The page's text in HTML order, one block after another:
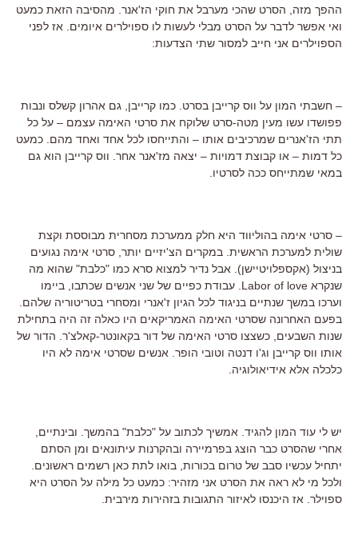
ההפך מזה, הסרט שהכי מערבל את חוקי הז'אנר. מהסיבה הזאת כמעט
ואי אפשר לדבר על הסרט מבלי לעשות לו ספוילרים איומים. אז לפני
הספוילרים אני חייב למסור שתי הצדעות:
– חשבתי המון על ווס קרייבן בסרט. כמו קרייבן, גם אהרון קשלס ונבות
פפושדו עשו מעין מטה-סרט שלוקח את סרטי האימה עצמם – על כל
תתי הז'אנרים שמרכיבים אותו – והתייחסו לכל אחד ואחד מהם. כמעט
כל דמות – או קבוצת דמויות – יצאה מז'אנר אחר. ווס קרייבן הוא גם
במאי שמתייחס ככה לסרטיו.
– סרטי אימה בהוליווד היא חלק ממערכת מסחרית מבוססת וקצת
שולית למערכת הראשית. במקרים הצ'יזיים יותר, סרטי אימה נגועים
בניצול (אקספלויטיישן). אבל נדיר למצוא סרא כמו "כלבת" שהוא מה
שנקרא Labor of love. עבודת כפיים של שני אנשים שכתבו, ביימו
וערכו במשך שנתיים בניגוד לכל הגיון ז'אנרי ומסחרי בטריטוריה שלהם.
בפעם האחרונה שסרטי האימה האמריקאים היו כאלה זה היה בתחילת
שנות השבעים, כשצצו סרטי האימה של דור בקאונטר-קאלצ'ר. הדור של
אותו ווס קרייבן וג'ו דנטה וטובי הופר. אנשים שסרטי אימה לא היו
כלכלה אלא אידיאולוגיה.
יש לי עוד המון להגיד. אמשיך לכתוב על "כלבת" בהמשך. ובינתיים,
אחרי שהסרט כבר הוצג בפרמיירה ובהקרנות עיתונאים ומן הסתם
יתחיל עכשיו סבב של טרום בכורות, בואו לתת כאן רשמים ראשונים.
ולכל מי לא ראה את הסרט אני מזהיר: כמעט כל מילה על הסרט היא
ספוילר. אז היכנסו לאיזור התגובות בזהירות מירבית.